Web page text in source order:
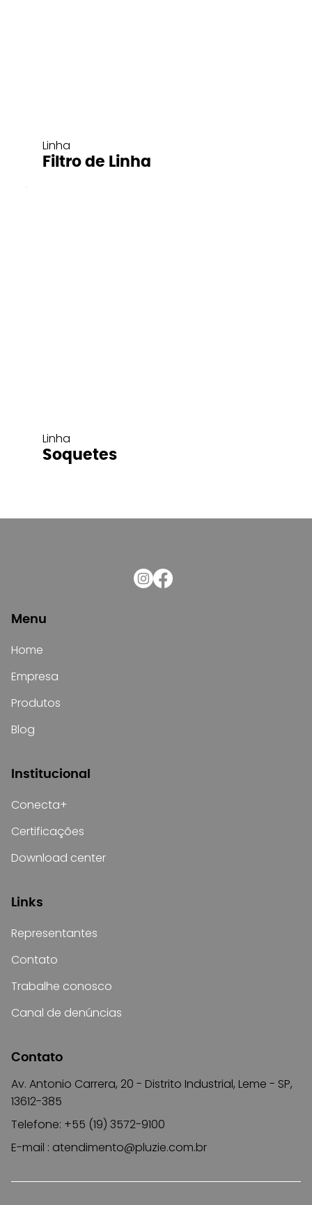
Linha
Filtro de Linha
Linha
Soquetes
Menu
Home
Empresa
Produtos
Blog
Institucional
Conecta+
Certificações
Download center
Links
Representantes
Contato
Trabalhe conosco
Canal de denúncias
Contato
Av. Antonio Carrera, 20 - Distrito Industrial, Leme - SP,
13612-385
Telefone: +55 (19) 3572-9100
E-mail : atendimento@pluzie.com.br